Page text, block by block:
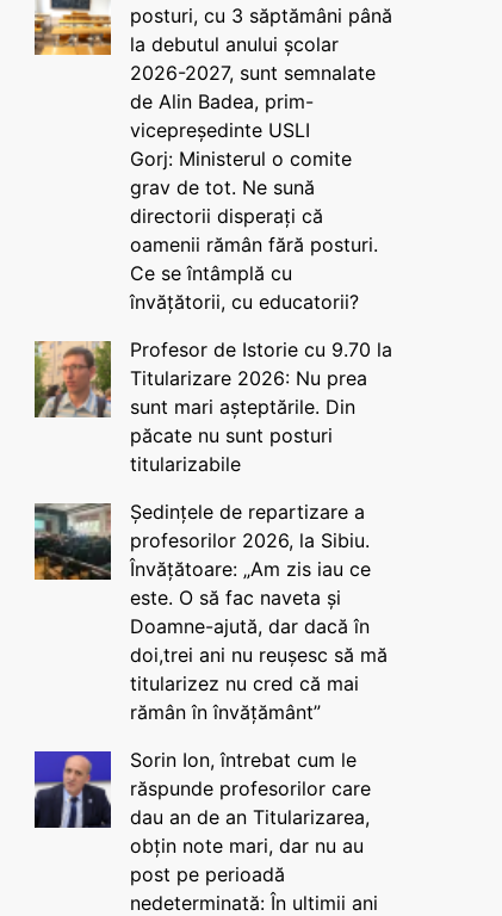
posturi, cu 3 săptămâni până
la debutul anului școlar
2026-2027, sunt semnalate
de Alin Badea, prim-
vicepreședinte USLI
Gorj: Ministerul o comite
grav de tot. Ne sună
directorii disperați că
oamenii rămân fără posturi.
Ce se întâmplă cu
învățătorii, cu educatorii?
Profesor de Istorie cu 9.70 la
Titularizare 2026: Nu prea
sunt mari așteptările. Din
păcate nu sunt posturi
titularizabile
Ședințele de repartizare a
profesorilor 2026, la Sibiu.
Învățătoare: „Am zis iau ce
este. O să fac naveta și
Doamne-ajută, dar dacă în
doi,trei ani nu reușesc să mă
titularizez nu cred că mai
rămân în învățământ”
Sorin Ion, întrebat cum le
răspunde profesorilor care
dau an de an Titularizarea,
obțin note mari, dar nu au
post pe perioadă
nedeterminată: În ultimii ani